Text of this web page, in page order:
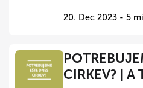
20. Dec 2023 - 5
CIRKEV? | A